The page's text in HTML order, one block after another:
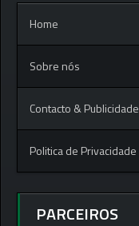
Home
Sobre nós
Contacto & Publicidade
Politica de Privacidade
PARCEIROS